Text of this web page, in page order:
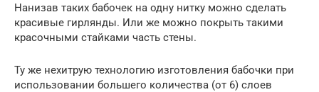
Нанизав таких бабочек на одну нитку можно сделать
красивые гирлянды. Или же можно покрыть такими
красочными стайками часть стены.
Ту же нехитрую технологию изготовления бабочки при
использовании большего количества (от 6) слоев